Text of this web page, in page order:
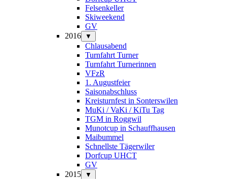
Felsenkeller
Skiweekend
GV
2016
▼
Chlausabend
Turnfahrt Turner
Turnfahrt Turnerinnen
VFzR
1. Augustfeier
Saisonabschluss
Kreisturnfest in Sonterswilen
MuKi / VaKi / KiTu Tag
TGM in Roggwil
Munotcup in Schauffhausen
Maibummel
Schnellste Tägerwiler
Dorfcup UHCT
GV
2015
▼